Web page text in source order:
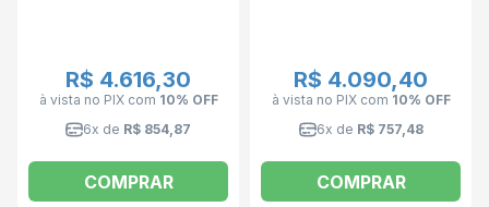
R$ 4.616,30
à vista no PIX com 10% OFF
6x de R$ 854,87
COMPRAR
R$ 4.090,40
à vista no PIX com 10% OFF
6x de R$ 757,48
COMPRAR